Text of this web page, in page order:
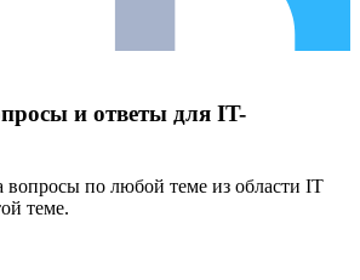
и ответы для IT-
вопросы по любой теме из области IT
теме.